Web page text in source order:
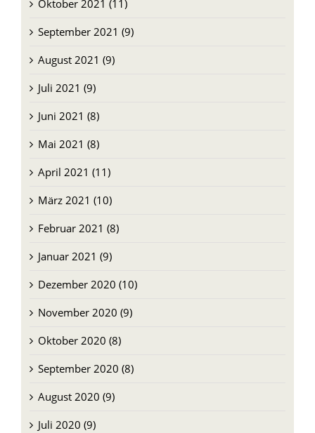
Oktober 2021 (11)
September 2021 (9)
August 2021 (9)
Juli 2021 (9)
Juni 2021 (8)
Mai 2021 (8)
April 2021 (11)
März 2021 (10)
Februar 2021 (8)
Januar 2021 (9)
Dezember 2020 (10)
November 2020 (9)
Oktober 2020 (8)
September 2020 (8)
August 2020 (9)
Juli 2020 (9)